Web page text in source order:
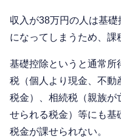
収入が38万円の人は基
になってしまうため、課
基礎控除というと通常所
税（個人より現金、不動
税金）、相続税（親族が
せられる税金）等にも基
税金が課せられない。